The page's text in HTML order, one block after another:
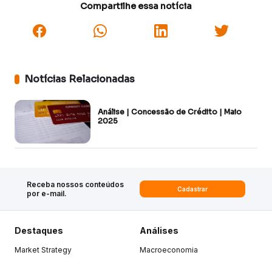
Compartilhe essa notícia
Notícias Relacionadas
Análise | Concessão de Crédito | Maio
2025
Receba nossos conteúdos
por e-mail.
Cadastrar
Destaques
Market Strategy
Análises
Macroeconomia